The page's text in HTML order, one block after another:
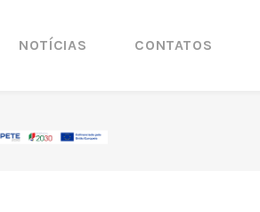
NOTÍCIAS CONTATOS